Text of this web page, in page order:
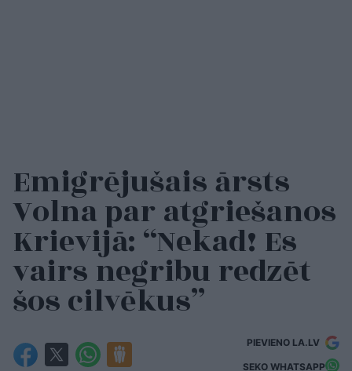
Emigrējušais ārsts
Volna par atgriešanos
Krievijā: “Nekad! Es
vairs negribu redzēt
šos cilvēkus”
PIEVIENO LA.LV
SEKO WHATSAPP